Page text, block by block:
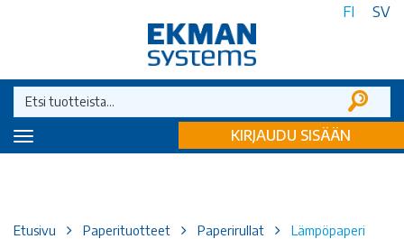
FI SV
Toggle
KIRJAUDU SISÄÄN
Etusivu Paperituotteet Paperirullat
Lämpöpaperi